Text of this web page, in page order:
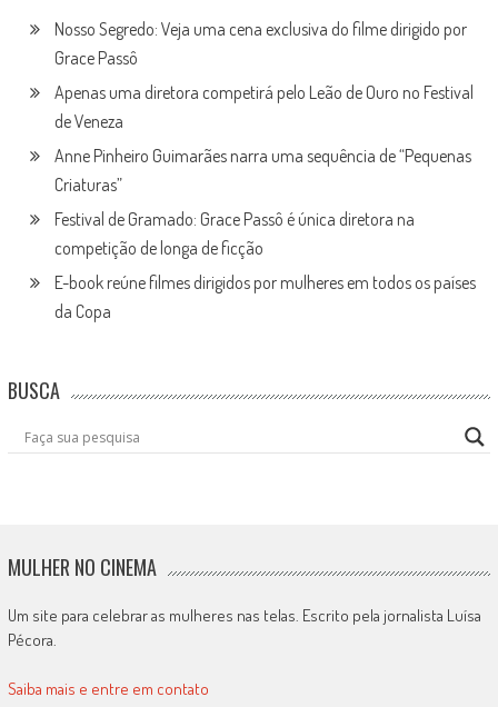
Nosso Segredo: Veja uma cena exclusiva do filme dirigido por
Grace Passô
Apenas uma diretora competirá pelo Leão de Ouro no Festival
de Veneza
Anne Pinheiro Guimarães narra uma sequência de “Pequenas
Criaturas”
Festival de Gramado: Grace Passô é única diretora na
competição de longa de ficção
E-book reúne filmes dirigidos por mulheres em todos os países
da Copa
BUSCA
MULHER NO CINEMA
Um site para celebrar as mulheres nas telas. Escrito pela jornalista Luísa
Pécora.
Saiba mais e entre em contato